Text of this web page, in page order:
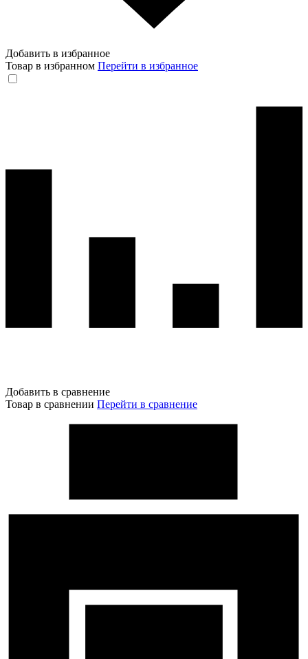
Добавить в избранное
Товар в избранном Перейти в избранное
Добавить в сравнение
Товар в сравнении Перейти в сравнение